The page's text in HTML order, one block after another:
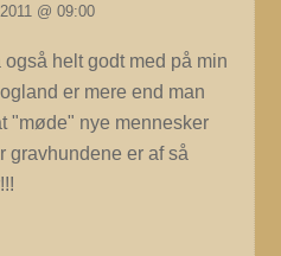
@ 09:00
helt godt med på min
er mere end man
"møde" nye mennesker
gravhundene er af så